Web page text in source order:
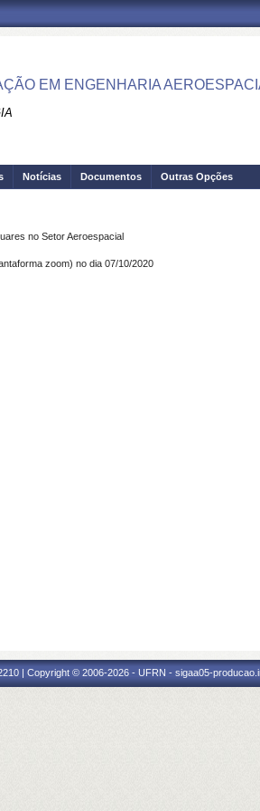
EM ENGENHARIA
Notícias Documentos Outras Opções
no Setor Aeroespacial
zoom) no dia 07/10/2020
| Copyright © 2006-2026 - UFRN - sigaa05-